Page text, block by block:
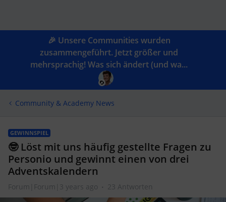
🎉 Unsere Communities wurden
zusammengeführt. Jetzt größer und
mehrsprachig! Was sich ändert (und wa...
Community & Academy News
GEWINNSPIEL
🤓 Löst mit uns häufig gestellte Fragen zu
Personio und gewinnt einen von drei
Adventskalendern
Forum|Forum|3 years ago 23 Antworten